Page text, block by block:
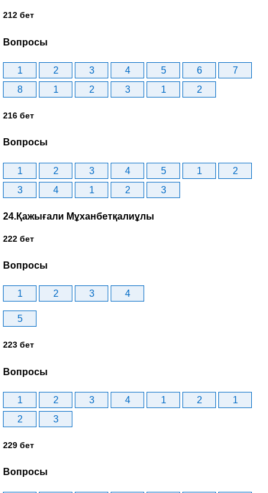
212 бет
Вопросы
1 2 3 4 5 6
7
8
1 2 3 1 2
216 бет
Вопросы
1 2 3 4 5 1
2
3
4 1 2 3
24.Қажығали Мұханбетқалиұлы
222 бет
Вопросы
1 2 3 4
5
223 бет
Вопросы
1 2 3 4 1 2
1
2
3
229 бет
Вопросы